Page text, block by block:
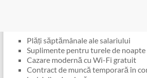
Plăți săptămânale ale salariului
Suplimente pentru turele de noapte
Cazare modernă cu Wi-Fi gratuit
Contract de muncă temporară în